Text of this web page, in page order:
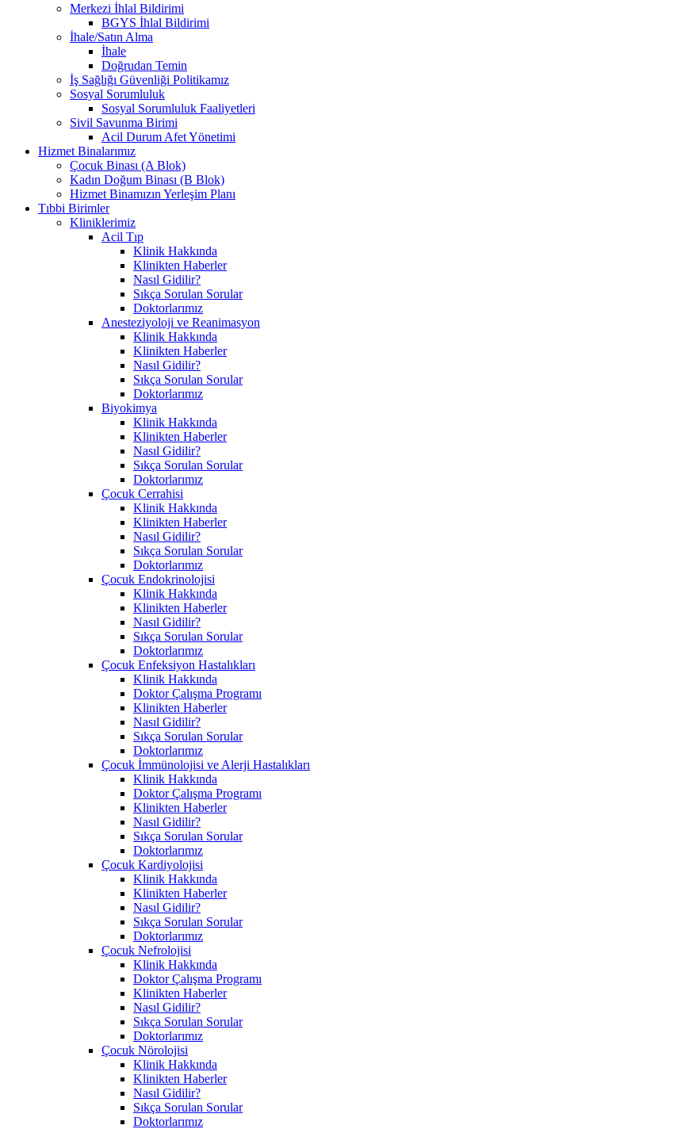
Merkezi İhlal Bildirimi
BGYS İhlal Bildirimi
İhale/Satın Alma
İhale
Doğrudan Temin
İş Sağlığı Güvenliği Politikamız
Sosyal Sorumluluk
Sosyal Sorumluluk Faaliyetleri
Sivil Savunma Birimi
Acil Durum Afet Yönetimi
Hizmet Binalarımız
Çocuk Binası (A Blok)
Kadın Doğum Binası (B Blok)
Hizmet Binamızın Yerleşim Planı
Tıbbi Birimler
Kliniklerimiz
Acil Tıp
Klinik Hakkında
Klinikten Haberler
Nasıl Gidilir?
Sıkça Sorulan Sorular
Doktorlarımız
Anesteziyoloji ve Reanimasyon
Klinik Hakkında
Klinikten Haberler
Nasıl Gidilir?
Sıkça Sorulan Sorular
Doktorlarımız
Biyokimya
Klinik Hakkında
Klinikten Haberler
Nasıl Gidilir?
Sıkça Sorulan Sorular
Doktorlarımız
Çocuk Cerrahisi
Klinik Hakkında
Klinikten Haberler
Nasıl Gidilir?
Sıkça Sorulan Sorular
Doktorlarımız
Çocuk Endokrinolojisi
Klinik Hakkında
Klinikten Haberler
Nasıl Gidilir?
Sıkça Sorulan Sorular
Doktorlarımız
Çocuk Enfeksiyon Hastalıkları
Klinik Hakkında
Doktor Çalışma Programı
Klinikten Haberler
Nasıl Gidilir?
Sıkça Sorulan Sorular
Doktorlarımız
Çocuk İmmünolojisi ve Alerji Hastalıkları
Klinik Hakkında
Doktor Çalışma Programı
Klinikten Haberler
Nasıl Gidilir?
Sıkça Sorulan Sorular
Doktorlarımız
Çocuk Kardiyolojisi
Klinik Hakkında
Klinikten Haberler
Nasıl Gidilir?
Sıkça Sorulan Sorular
Doktorlarımız
Çocuk Nefrolojisi
Klinik Hakkında
Doktor Çalışma Programı
Klinikten Haberler
Nasıl Gidilir?
Sıkça Sorulan Sorular
Doktorlarımız
Çocuk Nörolojisi
Klinik Hakkında
Klinikten Haberler
Nasıl Gidilir?
Sıkça Sorulan Sorular
Doktorlarımız